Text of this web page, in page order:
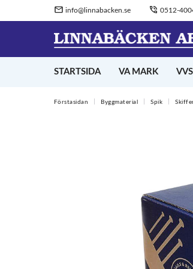
info@linnabacken.se 0512-
STARTSIDA VA MARK VVS
Förstasidan Byggmaterial Spik